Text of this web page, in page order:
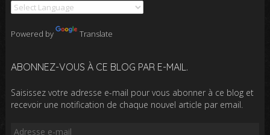
Powered by Translate
ABONNEZ-VOUS À CE BLOG PAR E-MAIL.
Saisissez votre adresse e-mail pour vous abonner à ce blog et
recevoir une notification de chaque nouvel article par email.
Adresse